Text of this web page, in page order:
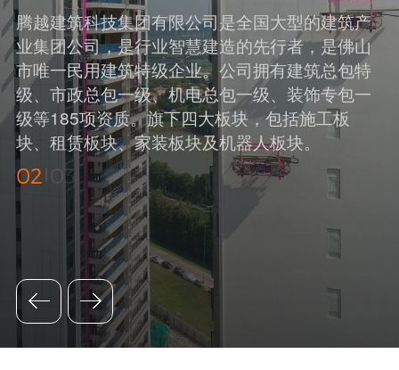
腾越建筑科技集团有限公司是全国大型的建筑产
业集团公司，是行业智慧建造的先行者，是佛山
市唯一民用建筑特级企业。公司拥有建筑总包特
级、市政总包一级、机电总包一级、装饰专包一
级等185项资质。旗下四大板块，包括施工板
块、租赁板块、家装板块及机器人板块。
02 03